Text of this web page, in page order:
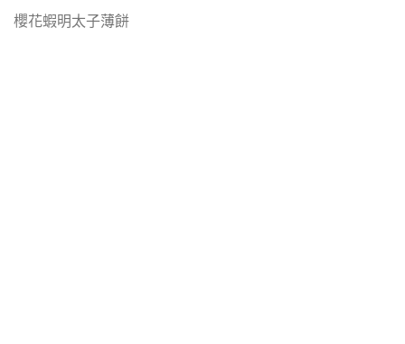
櫻花蝦明太子薄餅